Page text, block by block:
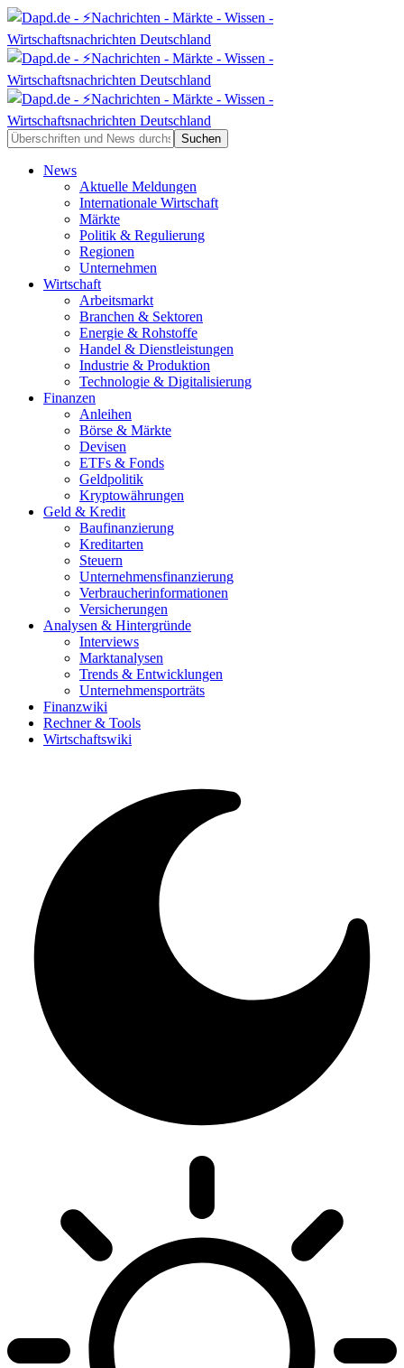
News
Aktuelle Meldungen
Internationale Wirtschaft
Märkte
Politik & Regulierung
Regionen
Unternehmen
Wirtschaft
Arbeitsmarkt
Branchen & Sektoren
Energie & Rohstoffe
Handel & Dienstleistungen
Industrie & Produktion
Technologie & Digitalisierung
Finanzen
Anleihen
Börse & Märkte
Devisen
ETFs & Fonds
Geldpolitik
Kryptowährungen
Geld & Kredit
Baufinanzierung
Kreditarten
Steuern
Unternehmensfinanzierung
Verbraucherinformationen
Versicherungen
Analysen & Hintergründe
Interviews
Marktanalysen
Trends & Entwicklungen
Unternehmensporträts
Finanzwiki
Rechner & Tools
Wirtschaftswiki